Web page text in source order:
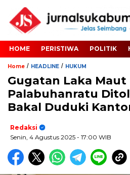
HOME PERISTIWA POLITIK
Home / HEADLINE / HUKUM
Gugatan Laka Maut
Palabuhanratu
Bakal Duduki
Redaksi
Senin, 4 Agustus 2025 - 17:00 WIB